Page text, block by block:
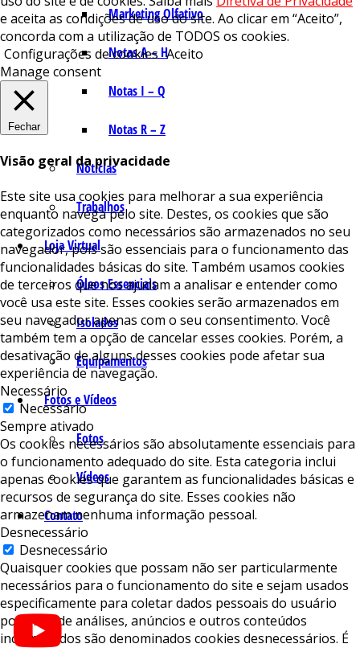
Marketing Olfativo
Notas A – H
Notas I – Q
Notas R – Z
Notícias
Trabalhos
Loja Virtual
Óleos Essenciais
Isolados
Equipamentos
Fotos e Vídeos
Fotos
Vídeos
Contato
e aceita as condições de uso do site. Ao clicar em “Aceito”,
concorda com a utilização de TODOS os cookies.
Configurações de cookies Aceito
Manage consent
Fechar
Visão geral da privacidade
Este site usa cookies para melhorar a sua experiência
enquanto navega pelo site. Destes, os cookies que são
categorizados como necessários são armazenados no seu
navegador, pois são essenciais para o funcionamento das
funcionalidades básicas do site. Também usamos cookies
de terceiros que nos ajudam a analisar e entender como
você usa este site. Esses cookies serão armazenados em
seu navegador apenas com o seu consentimento. Você
também tem a opção de cancelar esses cookies. Porém, a
desativação de alguns desses cookies pode afetar sua
experiência de navegação.
Necessário
Necessário
Sempre ativado
Os cookies necessários são absolutamente essenciais para
o funcionamento adequado do site. Esta categoria inclui
apenas cookies que garantem as funcionalidades básicas e
recursos de segurança do site. Esses cookies não
armazenam nenhuma informação pessoal.
Desnecessário
Desnecessário
Quaisquer cookies que possam não ser particularmente
necessários para o funcionamento do site e sejam usados ​​
especificamente para coletar dados pessoais do usuário
por meio de análises, anúncios e outros conteúdos
incorporados são denominados cookies desnecessários. É